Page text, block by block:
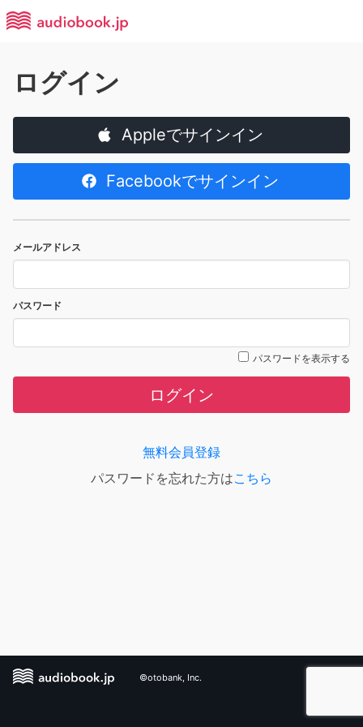
ログイン
Appleでサインイン
Facebookでサインイン
メールアドレス
パスワード
パスワードを表示する
ログイン
無料会員登録
パスワードを忘れた方はこちら
©otobank, Inc.